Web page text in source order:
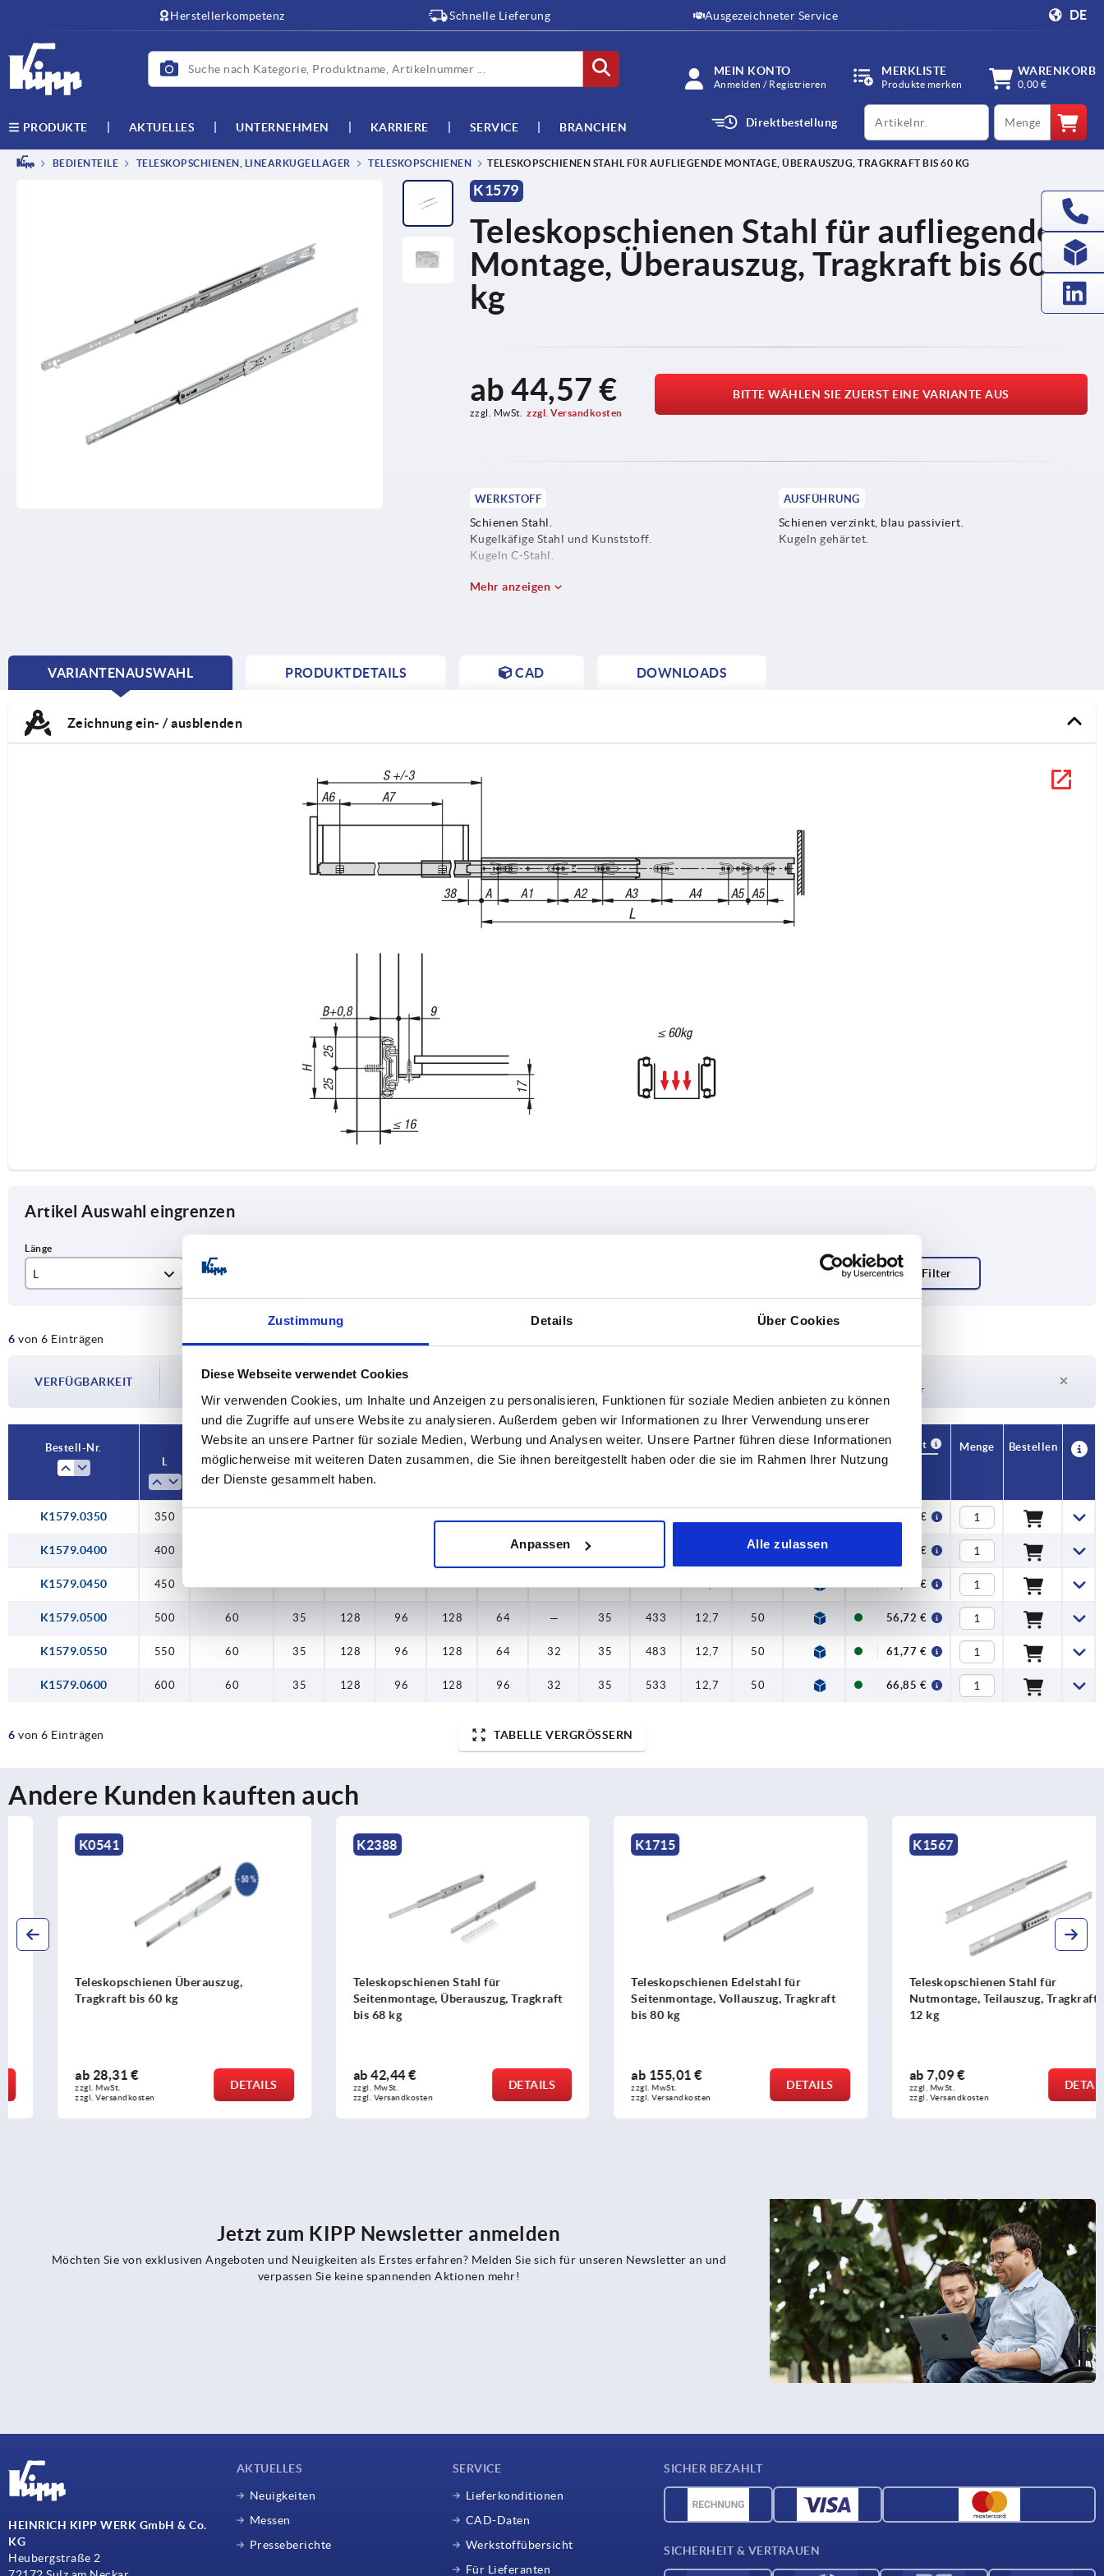
Zustimmung Details Über Cookies
Diese Webseite verwendet Cookies
Wir verwenden Cookies, um Inhalte und Anzeigen zu personalisieren, Funktionen für soziale Medien anbieten zu können
und die Zugriffe auf unsere Website zu analysieren. Außerdem geben wir Informationen zu Ihrer Verwendung unserer
Website an unsere Partner für soziale Medien, Werbung und Analysen weiter. Unsere Partner führen diese Informationen
möglicherweise mit weiteren Daten zusammen, die Sie ihnen bereitgestellt haben oder die sie im Rahmen Ihrer Nutzung
der Dienste gesammelt haben.
Anpassen Alle zulassen
Herstellerkompetenz Schnelle Lieferung Ausgezeichneter Service DE
MEIN KONTO
Anmelden / Registrieren
MERKLISTE
Produkte merken
WARENKORB
0,00 €
PRODUKTE AKTUELLES UNTERNEHMEN KARRIERE SERVICE BRANCHEN Direktbestellung
productCode qty
BEDIENTEILE TELESKOPSCHIENEN, LINEARKUGELLAGER TELESKOPSCHIENEN TELESKOPSCHIENEN STAHL FÜR AUFLIEGENDE MONTAGE, ÜBERAUSZUG, TRAGKRAFT BIS 60 KG
K1579
Teleskopschienen Stahl für aufliegende
Montage, Überauszug, Tragkraft bis 60
kg
ab44,57 €
zzgl. MwSt. zzgl. Versandkosten
BITTE WÄHLEN SIE ZUERST EINE VARIANTE AUS
WERKSTOFF
Schienen Stahl.
Kugelkäfige Stahl und Kunststoff.
Kugeln C-Stahl.
AUSFÜHRUNG
Schienen verzinkt, blau passiviert.
Kugeln gehärtet.
Mehr anzeigen
VARIANTENAUSWAHL
CURRENT
PRODUKTDETAILS CAD DOWNLOADS
Zeichnung ein- / ausblenden
Artikel Auswahl eingrenzen
L
400
500
Tragkraft pro Paar kg
6 von 6 Einträgen
VERFÜGBARKEIT
Im finalen Schritt vor Abschluss Ihrer Bestellung erfahren Sie das bestätigte
Versanddatum.
Derzeit nicht auf Lager
Bestell-Nr.
L
Tragkraft pro
A A1 A2 A3 A4 A5 A6 A7 B H Hub S
CAD
Verfügbarkeit
Preis
Menge Bestellen
K1579.0350 350 44,57 €
K1579.0400 400 — 50 438 48,62 €
K1579.0450 450 52,66 €
K1579.0500 500 60 35 128 96 128 64 — 35 433 12,7 50 538 56,72 €
K1579.0550 550 60 35 128 96 128 64 32 35 483 12,7 50 588 61,77 €
K1579.0600 600 60 35 128 96 128 96 32 35 533 12,7 50 638 66,85 €
6 von 6 Einträgen TABELLE VERGRÖSSERN
Andere Kunden kauften auch
Teleskopschienen Überauszug,
Tragkraft bis 60 kg
28,31 €
zzgl. Versandkosten
Teleskopschienen Stahl für
Seitenmontage, Überauszug, Tragkraft
42,44 €
zzgl. Versandkosten
Teleskopschienen Edelstahl für
Seitenmontage, Vollauszug, Tragkraft
155,01 €
zzgl. Versandkosten
Teleskopschienen Stahl für
Nutmontage, Teilauszug, Tragkraft bis
7,09 €
zzgl. Versandkosten
Jetzt zum KIPP Newsletter anmelden
Möchten Sie von exklusiven Angeboten und Neuigkeiten als Erstes erfahren? Melden Sie sich für unseren Newsletter an und
verpassen Sie keine spannenden Aktionen mehr!
HEINRICH KIPP WERK GmbH & Co.
KG
Heubergstraße 2
AKTUELLES
Neuigkeiten
Messen
Presseberichte
SERVICE
Lieferkonditionen
CAD-Daten
Werkstoffübersicht
Für Lieferanten
SICHER BEZAHLT
SICHERHEIT & VERTRAUEN